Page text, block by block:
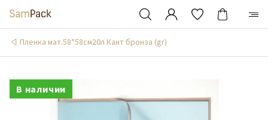
Пленка мат.58*58см20л Кант бронза (gr)
В наличии